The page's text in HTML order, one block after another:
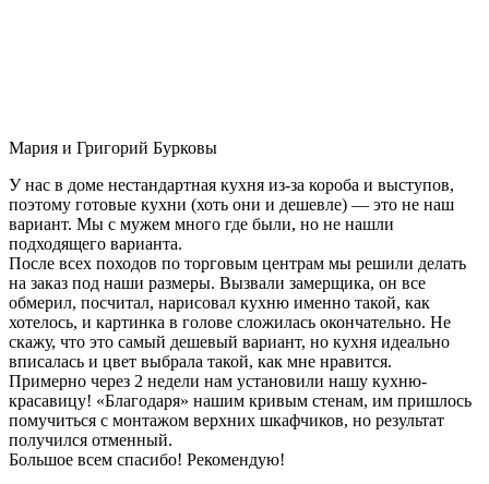
Мария и Григорий Бурковы
У нас в доме нестандартная кухня из-за короба и выступов,
поэтому готовые кухни (хоть они и дешевле) — это не наш
вариант. Мы с мужем много где были, но не нашли
подходящего варианта.
После всех походов по торговым центрам мы решили делать
на заказ под наши размеры. Вызвали замерщика, он все
обмерил, посчитал, нарисовал кухню именно такой, как
хотелось, и картинка в голове сложилась окончательно. Не
скажу, что это самый дешевый вариант, но кухня идеально
вписалась и цвет выбрала такой, как мне нравится.
Примерно через 2 недели нам установили нашу кухню-
красавицу! «Благодаря» нашим кривым стенам, им пришлось
помучиться с монтажом верхних шкафчиков, но результат
получился отменный.
Большое всем спасибо! Рекомендую!